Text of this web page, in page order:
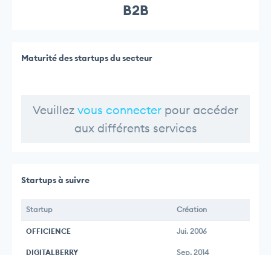
B2B
Maturité des startups du secteur
Veuillez vous connecter pour accéder
aux différents services
Startups à suivre
Startup Création
OFFICIENCE Jui. 2006
DIGITALBERRY Sep. 2014